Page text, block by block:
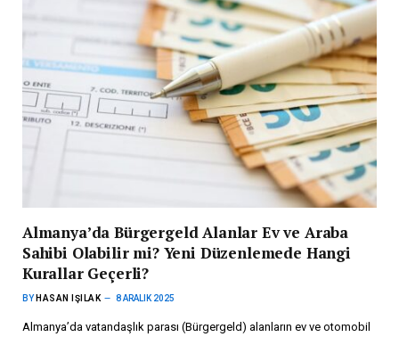
Almanya’da Bürgergeld Alanlar Ev ve Araba
Sahibi Olabilir mi? Yeni Düzenlemede Hangi
Kurallar Geçerli?
BY HASAN IŞILAK 8 ARALIK 2025
Almanya’da vatandaşlık parası (Bürgergeld) alanların ev ve otomobil